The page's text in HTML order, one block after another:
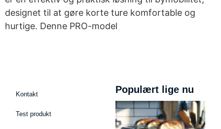
designet til at gøre korte ture komfortable og
hurtige. Denne PRO-model
Kontakt
Test produkt
Populært lige nu